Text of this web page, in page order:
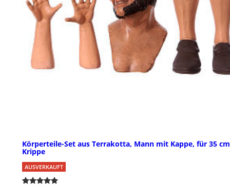
Körperteile-Set aus Terrakotta, Mann mit Kappe, für 35 cm
Krippe
AUSVERKAUFT